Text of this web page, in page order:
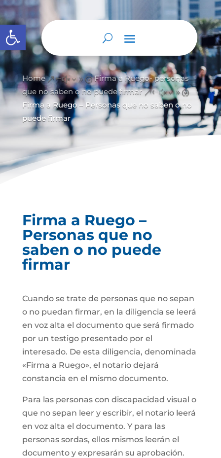
Abrir barra de herramientas
Home &#x39; Firma a Ruego- personas
que no saben o no puede firmar &#x39;
Firma a Ruego – Personas que no saben o no
puede firmar
Firma a Ruego –
Personas que no
saben o no puede
firmar
Cuando se trate de personas que no sepan
o no puedan firmar, en la diligencia se leerá
en voz alta el documento que será firmado
por un testigo presentado por el
interesado. De esta diligencia, denominada
«Firma a Ruego», el notario dejará
constancia en el mismo documento.
Para las personas con discapacidad visual o
que no sepan leer y escribir, el notario leerá
en voz alta el documento. Y para las
personas sordas, ellos mismos leerán el
documento y expresarán su aprobación.